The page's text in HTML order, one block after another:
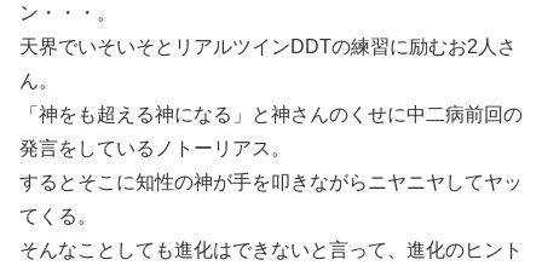
ン・・・。
天界でいそいそとリアルツインDDTの練習に励むお2人さ
ん。
「神をも超える神になる」と神さんのくせに中二病前回の
発言をしているノトーリアス。
するとそこに知性の神が手を叩きながらニヤニヤしてヤッ
てくる。
そんなことしても進化はできないと言って、進化のヒント